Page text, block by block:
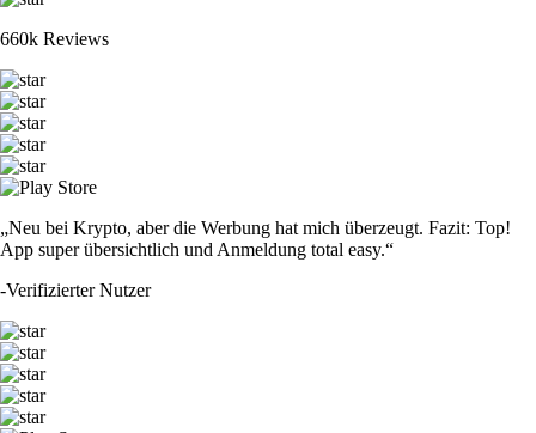
660k Reviews
„Neu bei Krypto, aber die Werbung hat mich überzeugt. Fazit: Top!
App super übersichtlich und Anmeldung total easy.“
-Verifizierter Nutzer